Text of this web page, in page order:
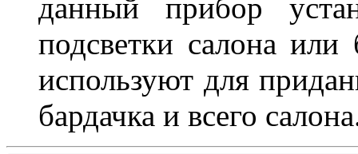
данный прибор
подсветки салона
используют для
бардачка и всего